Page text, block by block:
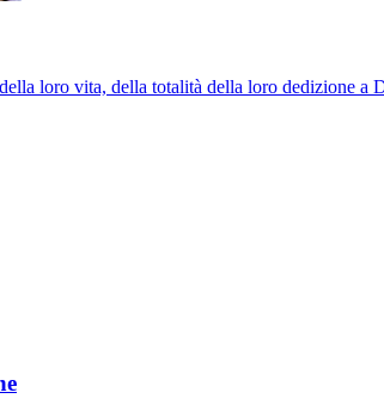
loro vita, della totalità della loro dedizione a